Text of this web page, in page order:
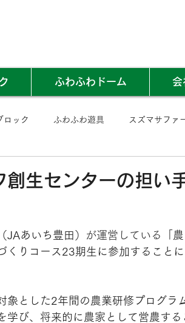
ふわふわドーム 会
ロック ふわふわ遊具 スズマサファ
生センターの担い
JAあいち豊田 ）が運営している「
くりコース23期生に参加すること
とした2年間の農業研修プログラ
学び、将来的に農家として営農する